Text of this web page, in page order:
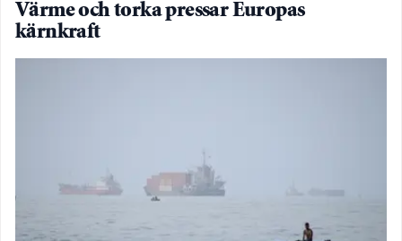
Värme och torka pressar Europas
kärnkraft